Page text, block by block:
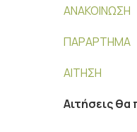
ΑΝΑΚΟΙΝΩΣΗ
ΠΑΡΑΡΤΗΜΑ
ΑΙΤΗΣΗ
Αιτήσεις